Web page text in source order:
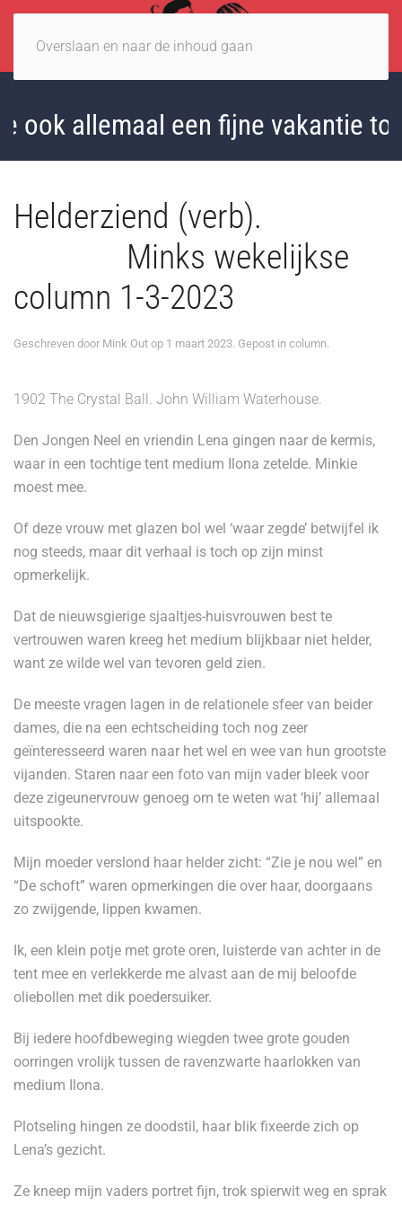
Overslaan en naar de inhoud gaan
allemaal een fijne vakantie
Helderziend (verb).
Minks wekelijkse
column 1-3-2023
Geschreven door Mink Out op 1 maart 2023. Gepost in column.
1902 The Crystal Ball. John William Waterhouse.
Den Jongen Neel en vriendin Lena gingen naar de kermis,
waar in een tochtige tent medium Ilona zetelde. Minkie
moest mee.
Of deze vrouw met glazen bol wel ‘waar zegde’ betwijfel ik
nog steeds, maar dit verhaal is toch op zijn minst
opmerkelijk.
Dat de nieuwsgierige sjaaltjes-huisvrouwen best te
vertrouwen waren kreeg het medium blijkbaar niet helder,
want ze wilde wel van tevoren geld zien.
De meeste vragen lagen in de relationele sfeer van beider
dames, die na een echtscheiding toch nog zeer
geïnteresseerd waren naar het wel en wee van hun grootste
vijanden. Staren naar een foto van mijn vader bleek voor
deze zigeunervrouw genoeg om te weten wat ‘hij’ allemaal
uitspookte.
Mijn moeder verslond haar helder zicht: “Zie je nou wel” en
“De schoft” waren opmerkingen die over haar, doorgaans
zo zwijgende, lippen kwamen.
Ik, een klein potje met grote oren, luisterde van achter in de
tent mee en verlekkerde me alvast aan de mij beloofde
oliebollen met dik poedersuiker.
Bij iedere hoofdbeweging wiegden twee grote gouden
oorringen vrolijk tussen de ravenzwarte haarlokken van
medium Ilona.
Plotseling hingen ze doodstil, haar blik fixeerde zich op
Lena’s gezicht.
Ze kneep mijn vaders portret fijn, trok spierwit weg en sprak